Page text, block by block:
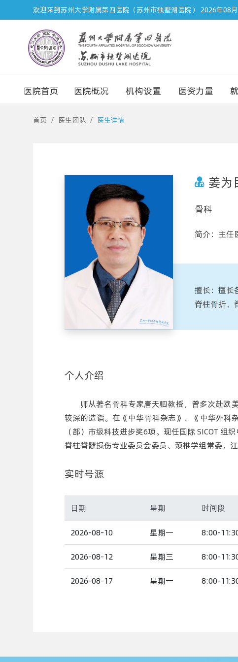
欢迎来到苏州大学附属第四医院（苏州市独墅湖医院） 2026年08
医院首页 医院概况 机构设置 医资力量
首页 医生团队 医生详情
姜为
骨科
简介：主任
擅长：擅长
脊柱骨折、
个人介绍
师从著名骨科专家唐天驷教授，曾多次赴欧
较深的造诣。在《中华骨科杂志》、《中华外科
﹙部﹚市级科技进步奖6项。现任国际 SICOT
脊柱脊髓损伤专业委员会委员、颈椎学组常委，
实时号源
日期 星期 时间段
2026-08-10 星期一 8:00-
2026-08-12 星期三 8:00-
2026-08-17 星期一 8:00-